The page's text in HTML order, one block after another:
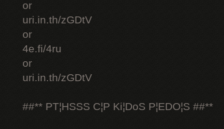
or
uri.in.th/zGDtV
or
4e.fi/4ru
or
uri.in.th/zGDtV
##** PT¦HSSS C¦P Ki¦DoS P¦EDO¦S ##**